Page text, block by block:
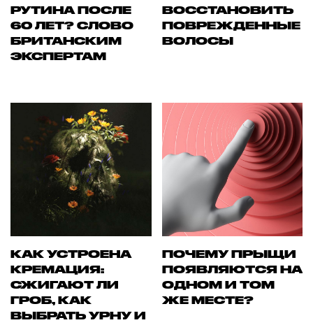
РУТИНА ПОСЛЕ
60 ЛЕТ? СЛОВО
БРИТАНСКИМ
ЭКСПЕРТАМ
ВОССТАНОВИТЬ
ПОВРЕЖДЕННЫЕ
ВОЛОСЫ
КАК УСТРОЕНА
КРЕМАЦИЯ:
СЖИГАЮТ ЛИ
ГРОБ, КАК
ВЫБРАТЬ УРНУ И
ПОЧЕМУ ПРЫЩИ
ПОЯВЛЯЮТСЯ НА
ОДНОМ И ТОМ
ЖЕ МЕСТЕ?